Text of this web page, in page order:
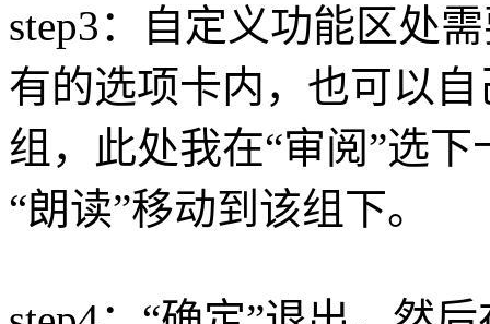
step3：自定义功能区处
有的选项卡内，也可以
组，此处我在“审阅”选下
“朗读”移动到该组下。